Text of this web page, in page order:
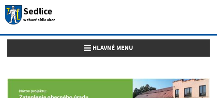
Sedlice
Webové sídlo obce
Toggle navigation
HLAVNÉ MENU